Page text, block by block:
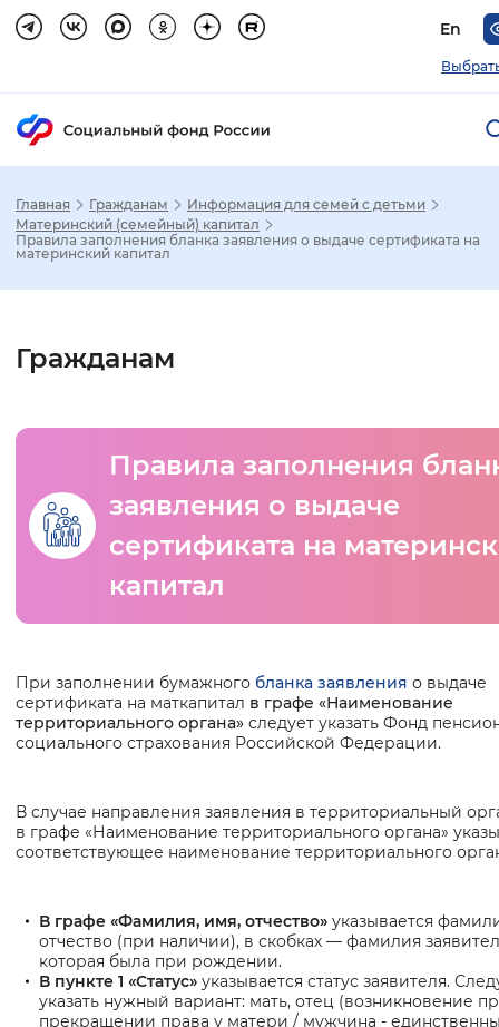
En
Без засечек С засечками
Интервал между буквами
Нормальный
Монохромный Инверсивный
Синий фон
Включены Выключены
Воспроизвести Остановить
Главная Гражданам
Информация для семей с детьми
Материнский (семейный) капитал
Правила заполнения бланка заявления о выдаче сертификата на
материнский капитал
Гражданам
Правила заполнения
заявления о выдаче
сертификата на
капитал
Основная
информация
При заполнении бумажного бланка заявления о выдаче
сертификата на маткапитал в графе «Наименование
территориального органа» следует указать Фонд
социального страхования Российской Федерации.
В случае направления заявления в территориальный
в графе «Наименование территориального органа»
соответствующее наименование территориального
В графе «Фамилия, имя, отчество» указывается
отчество (при наличии), в скобках — фамилия
которая была при рождении.
В пункте 1 «Статус» указывается статус заявителя.
указать нужный вариант: мать, отец (возникновение
прекращении права у матери / мужчина -